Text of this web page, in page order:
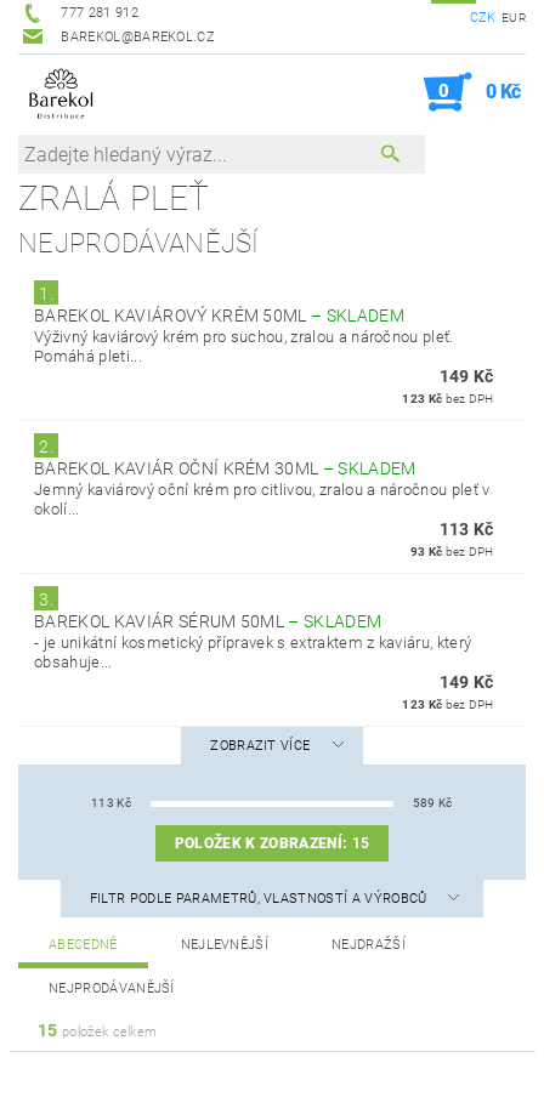
777 281 912
BAREKOL@BAREKOL.CZ
CZK EUR
0 0 Kč
ZRALÁ PLEŤ
NEJPRODÁVANĚJŠÍ
1.
BAREKOL KAVIÁROVÝ KRÉM 50ML – SKLADEM
Výživný kaviárový krém pro suchou, zralou a náročnou pleť.
Pomáhá pleti...
149 Kč
123 Kč bez DPH
2.
BAREKOL KAVIÁR OČNÍ KRÉM 30ML –SKLADEM
Jemný kaviárový oční krém pro citlivou, zralou a náročnou pleť v
okolí...
113 Kč
93 Kč bez DPH
3.
BAREKOL KAVIÁR SÉRUM 50ML –SKLADEM
- je unikátní kosmetický přípravek s extraktem z kaviáru, který
obsahuje...
149 Kč
123 Kč bez DPH
ZOBRAZIT VÍCE
113 Kč 589 Kč
POLOŽEK K ZOBRAZENÍ: 15
FILTR PODLE PARAMETRŮ, VLASTNOSTÍ A VÝROBCŮ
ABECEDNĚ NEJLEVNĚJŠÍ NEJDRAŽŠÍ
NEJPRODÁVANĚJŠÍ
15 položek celkem